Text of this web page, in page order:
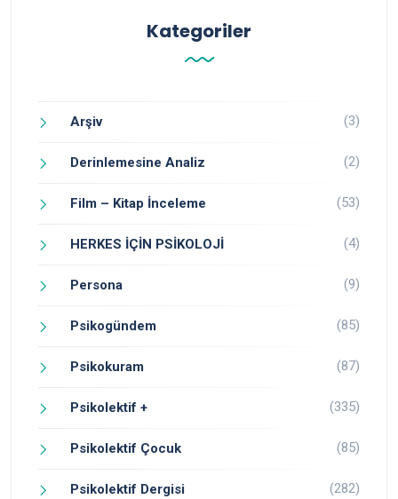
Kategoriler
Arşiv (3)
Derinlemesine Analiz (2)
Film – Kitap İnceleme (53)
HERKES İÇİN PSİKOLOJİ (4)
Persona (9)
Psikogündem (85)
Psikokuram (87)
Psikolektif + (335)
Psikolektif Çocuk (85)
Psikolektif Dergisi (282)